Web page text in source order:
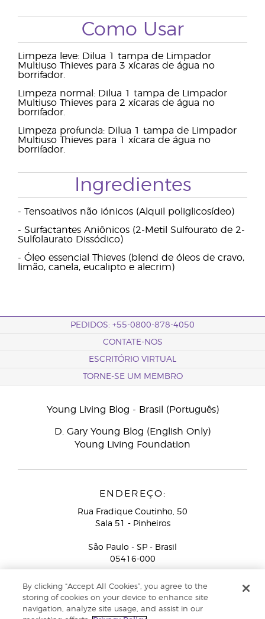
Como Usar
Limpeza leve: Dilua 1 tampa de Limpador
Multiuso Thieves para 3 xícaras de água no
borrifador.
Limpeza normal: Dilua 1 tampa de Limpador
Multiuso Thieves para 2 xícaras de água no
borrifador.
Limpeza profunda: Dilua 1 tampa de Limpador
Multiuso Thieves para 1 xícara de água no
borrifador.
Ingredientes
- Tensoativos não iónicos (Alquil poliglicosídeo)
- Surfactantes Aniônicos (2-Metil Sulfourato de 2-
Sulfolaurato Dissódico)
- Óleo essencial Thieves (blend de óleos de cravo,
limão, canela, eucalipto e alecrim)
PEDIDOS: +55-0800-878-4050
CONTATE-NOS
ESCRITÓRIO VIRTUAL
TORNE-SE UM MEMBRO
Young Living Blog - Brasil (Português)
D. Gary Young Blog (English Only)
Young Living Foundation
ENDEREÇO:
Rua Fradique Coutinho, 50
Sala 51 - Pinheiros
São Paulo - SP - Brasil
05416-000
Independente (ligação gratuita):+55-0800-878-4050
By clicking “Accept All Cookies”, you agree to the
storing of cookies on your device to enhance site
navigation, analyze site usage, and assist in our